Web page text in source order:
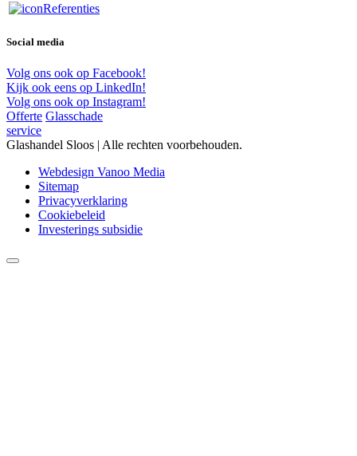
Referenties
Social media
Volg ons ook op Facebook!
Kijk ook eens op LinkedIn!
Volg ons ook op Instagram!
Offerte Glasschade
service
Glashandel Sloos | Alle rechten voorbehouden.
Webdesign Vanoo Media
Sitemap
Privacyverklaring
Cookiebeleid
Investerings subsidie